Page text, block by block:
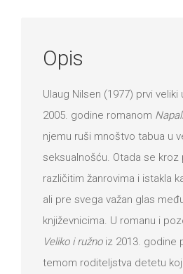
Opis
Ulaug Nilsen (1977) prvi veliki
2005. godine romanom
njemu ruši mnoštvo tabua u
seksualnošću. Otada se kroz
različitim žanrovima i istakla
ali pre svega važan glas
književnicima. U romanu i
Veliko i ružnoiz 2013. godine
temom roditeljstva detetu